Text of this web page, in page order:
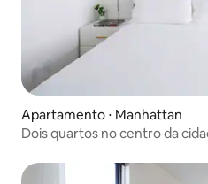
Apartamento ⋅ Manhattan
Dois quartos no centro da